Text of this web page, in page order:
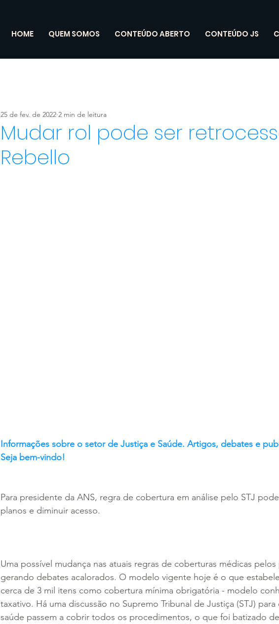
HOME QUEM SOMOS CONTEÚDO ABERTO CONTEÚDO JS
Mudar rol pode ser
Rebello
25 de fev. de 2022 2 min de leitura
Informações sobre o setor de Justiça e Saúde. Artigos, debates e
Seja bem-vindo!
Para presidente da ANS, regra de cobertura em análise pelo STJ
planos e diminuir acesso.
Uma possível mudança nas atuais regras de coberturas médicas
gerando debates acalorados. O modelo vigente hoje é o que
cerca de 3 mil itens como cobertura mínima obrigatória - modelo
taxativo. Há uma discussão no Supremo Tribunal de Justiça (STJ)
saúde passem a cobrir todos os procedimentos, o que foi batizado